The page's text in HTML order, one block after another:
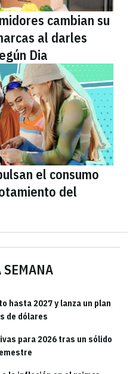
SEMANA
hasta 2027 y lanza un plan
de dólares
para 2026 tras un sólido
cambian su
al darles
Dia
el consumo
del